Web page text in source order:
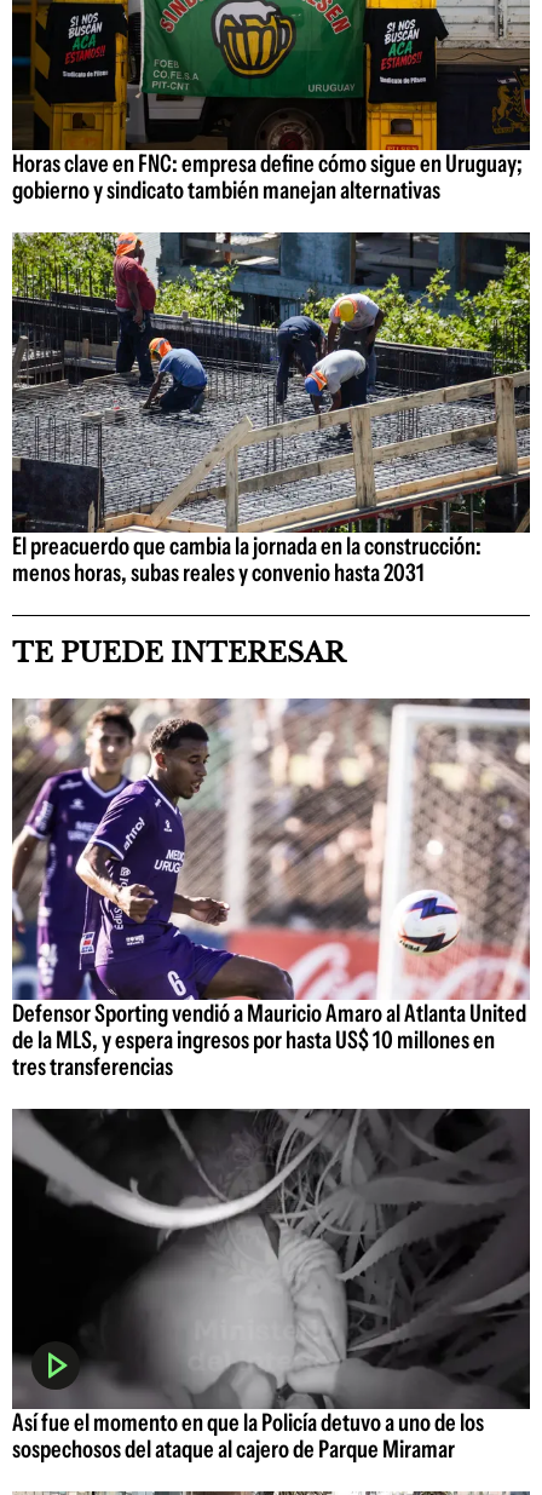
Horas clave en FNC: empresa define cómo sigue en Uruguay;
gobierno y sindicato también manejan alternativas
El preacuerdo que cambia la jornada en la construcción:
menos horas, subas reales y convenio hasta 2031
TE PUEDE INTERESAR
Defensor Sporting vendió a Mauricio Amaro al Atlanta United
de la MLS, y espera ingresos por hasta US$ 10 millones en
tres transferencias
Así fue el momento en que la Policía detuvo a uno de los
sospechosos del ataque al cajero de Parque Miramar